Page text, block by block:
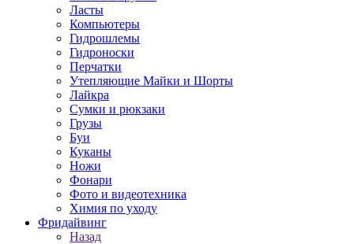
Ласты
Компьютеры
Гидрошлемы
Гидроноски
Перчатки
Утепляющие Майки и Шорты
Лайкра
Сумки и рюкзаки
Грузы
Буи
Куканы
Ножи
Фонари
Фото и видеотехника
Химия по уходу
Фридайвинг
Назад